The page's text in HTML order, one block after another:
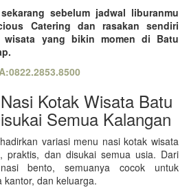
sebelum jadwal liburanmu
Catering dan rasakan sendiri
wisata yang bikin momen di Batu
Kotak Wisata Batu
Semua Kalangan
variasi menu nasi kotak wisata
praktis, dan disukai semua usia. Dari
bento, semuanya cocok untuk
kantor, dan keluarga.